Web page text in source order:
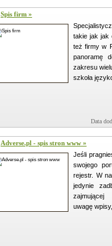
Spis firm »
takie jak jak
też firmy w
panoramę
zakresu
szkoła
Data
Adverse.pl - spis stron www »
Jeśli
swojego
rejestr. W
jedynie
zajmującej
uwagę